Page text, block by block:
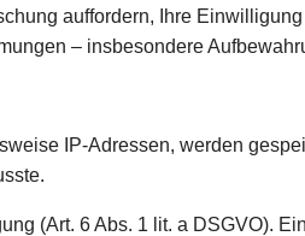
auffordern, Ihre
– insbesondere
IP-Adressen, werden
(Art. 6 Abs. 1 lit. a DSGVO).